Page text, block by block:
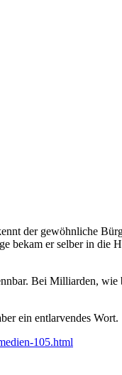
der gewöhnliche
er selber in die
Bei Milliarden,
ein entlarvendes Wort.
105.html